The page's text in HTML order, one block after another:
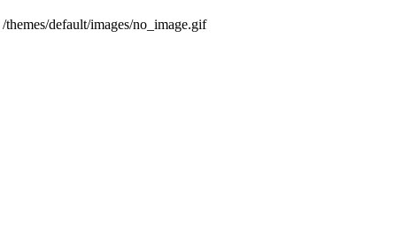
/themes/default/images/no_image.gif